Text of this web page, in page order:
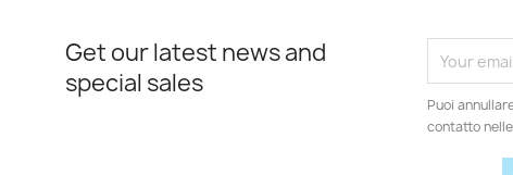
Get our latest news and
special sales
Puoi
contatto